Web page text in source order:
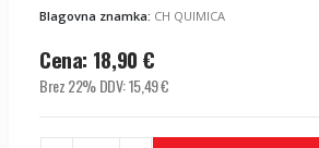
Blagovna znamka: CH QUIMICA
Cena: 18,90 €
Brez 22% DDV:15,49€